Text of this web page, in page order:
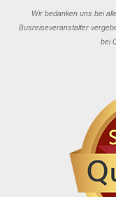
Wir bedanken uns bei
Busreiseveranstalter
bei